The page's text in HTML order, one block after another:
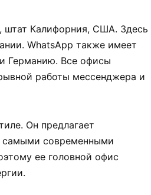
штат Калифорния, США. Здесь
WhatsApp также имеет
Германию. Все офисы
работы мессенджера и
Он предлагает
самыми современными
ее головной офис